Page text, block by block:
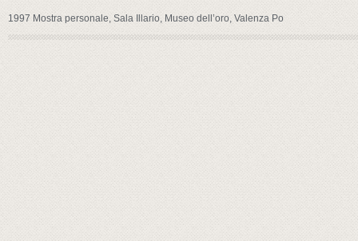
1997 Mostra personale, Sala Illario, Museo dell’oro, Valenza Po